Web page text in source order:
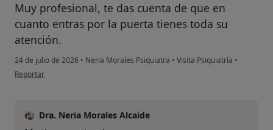
Muy profesional, te das cuenta de que en
cuanto entras por la puerta tienes toda su
atención.
24 de julio de 2026 • Neria Morales Psiquiatra • Visita Psiquiatría •
en opinión del usuario FZ
Reportar
Dra. Neria Morales Alcaide